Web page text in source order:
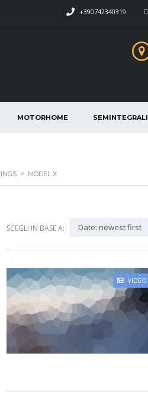
+390742340319
MOTORHOME SEMINTEGRALI
> MODEL X
SCEGLI IN BASE A: Date: newest first
VIDEO